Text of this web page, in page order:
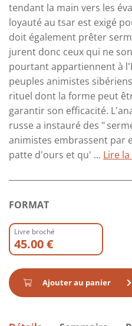
tendant la main vers les
loyauté au tsar est exigé
doit également prêter
jurent donc ceux qui ne
pourtant appartiennent à
peuples animistes
rituel dont la forme peut
garantir son efficacité.
russe a instauré des "
animistes embrassent par
patte d'ours et qu' ... Lire
FORMAT
Livre broché
45.00 €
Ajouter au panier